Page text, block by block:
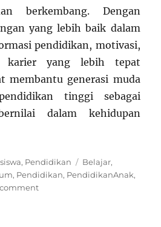
berkembang. Dengan
yang lebih baik dalam
pendidikan, motivasi,
karier yang lebih tepat
membantu generasi muda
tinggi sebagai
dalam kehidupan
, Pendidikan Tags
Belajar,
, Pendidikan, PendidikanAnak,
on